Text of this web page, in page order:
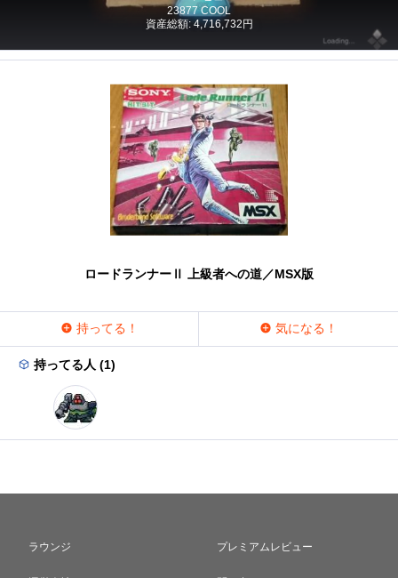
23877 COOL
資産総額: 4,716,732円
ロードランナーⅡ 上級者への道／MSX版
持ってる！ 気になる！
持ってる人 (1)
ラウンジ プレミアムレビュー